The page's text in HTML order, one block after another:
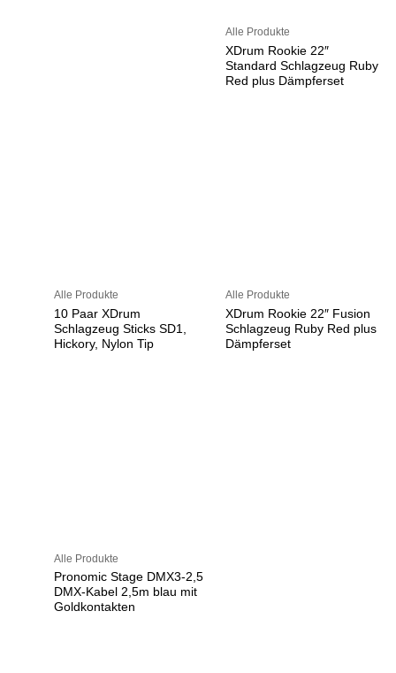
Alle Produkte
XDrum Rookie 22″
Standard Schlagzeug Ruby
Red plus Dämpferset
Alle Produkte
10 Paar XDrum
Schlagzeug Sticks SD1,
Hickory, Nylon Tip
Alle Produkte
XDrum Rookie 22″ Fusion
Schlagzeug Ruby Red plus
Dämpferset
Alle Produkte
Pronomic Stage DMX3-2,5
DMX-Kabel 2,5m blau mit
Goldkontakten